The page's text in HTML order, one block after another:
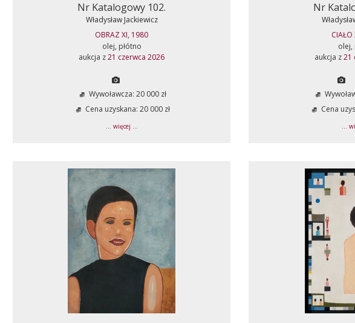
Nr Katalogowy 102.
Władysław Jackiewicz
OBRAZ XI, 1980
olej, płótno
aukcja z21 czerwca 2026
Wywoławcza: 20 000 zł
Cena uzyskana: 20 000 zł
... więcej ...
Nr
CIAŁO
olej,
aukcja z21
Cena
...